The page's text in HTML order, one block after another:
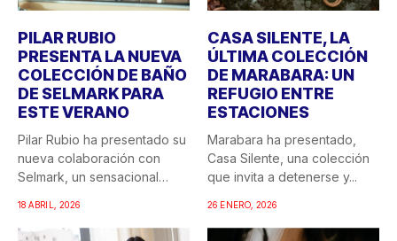
PILAR RUBIO
PRESENTA LA NUEVA
COLECCIÓN DE BAÑO
DE SELMARK PARA
ESTE VERANO
Pilar Rubio ha presentado su
nueva colaboración con
Selmark, un sensacional
18 ABRIL, 2026
CASA SILENTE, LA
ÚLTIMA COLECCIÓN
DE MARABARA: UN
REFUGIO ENTRE
ESTACIONES
Marabara ha presentado,
Casa Silente, una colección
que invita a detenerse y...
26 ENERO, 2026